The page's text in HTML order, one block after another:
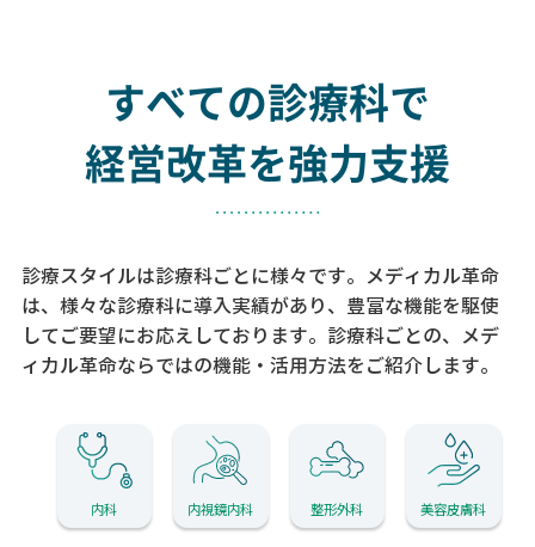
すべての診療科で
経営改革を強力支援
診療スタイルは診療科ごとに様々です。メディカル革命
は、様々な診療科に導入実績があり、 豊富な機能を駆使
してご要望にお応えしております。 診療科ごとの、メデ
ィカル革命ならではの機能・活用方法をご紹介します。
内科 内視鏡内科 整形外科 美容皮膚科